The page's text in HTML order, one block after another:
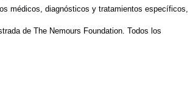
médicos, diagnósticos y tratamientos específicos,
de The Nemours Foundation. Todos los